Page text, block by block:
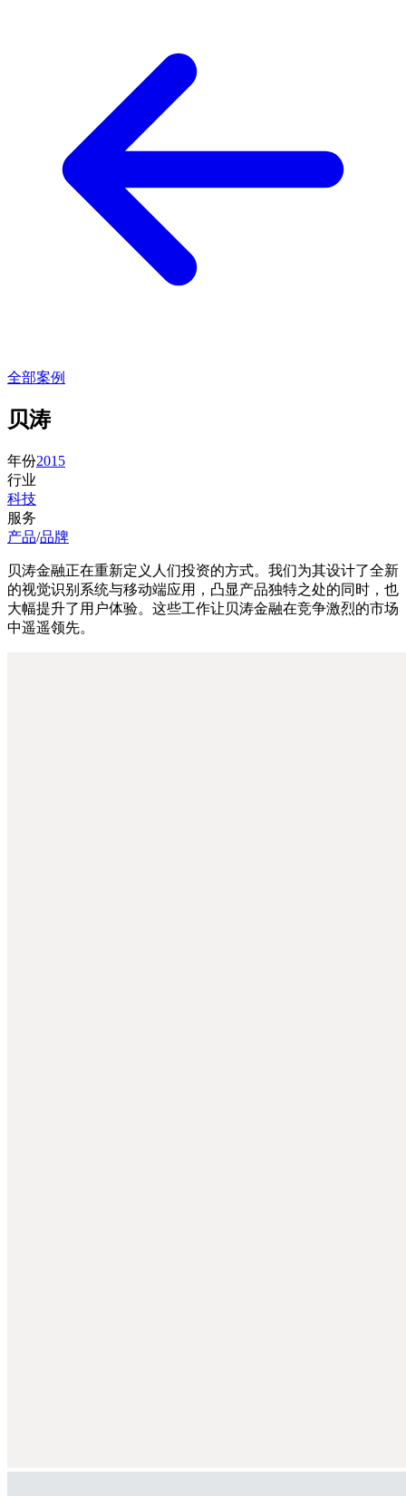
全部案例
贝涛
年份2015
行业
科技
服务
产品/品牌
贝涛金融正在重新定义人们投资的方式。我们为其设计了全新
的视觉识别系统与移动端应用，凸显产品独特之处的同时，也
大幅提升了用户体验。这些工作让贝涛金融在竞争激烈的市场
中遥遥领先。